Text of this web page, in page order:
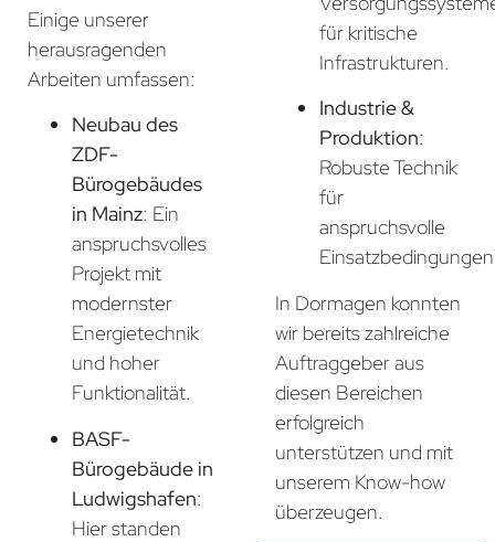
Einige unserer
herausragenden
Arbeiten umfassen:
Neubau des
ZDF-
Bürogebäudes
in Mainz: Ein
anspruchsvolles
Projekt mit
modernster
Energietechnik
und hoher
Funktionalität.
BASF-
Bürogebäude in
Ludwigshafen:
Hier standen
für kritische
Infrastrukturen.
Industrie &
Produktion:
Robuste Technik
für
anspruchsvolle
In Dormagen konnten
wir bereits zahlreiche
Auftraggeber aus
diesen Bereichen
erfolgreich
unterstützen und mit
unserem Know-how
überzeugen.